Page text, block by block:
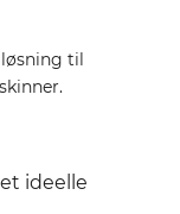
til
ideelle